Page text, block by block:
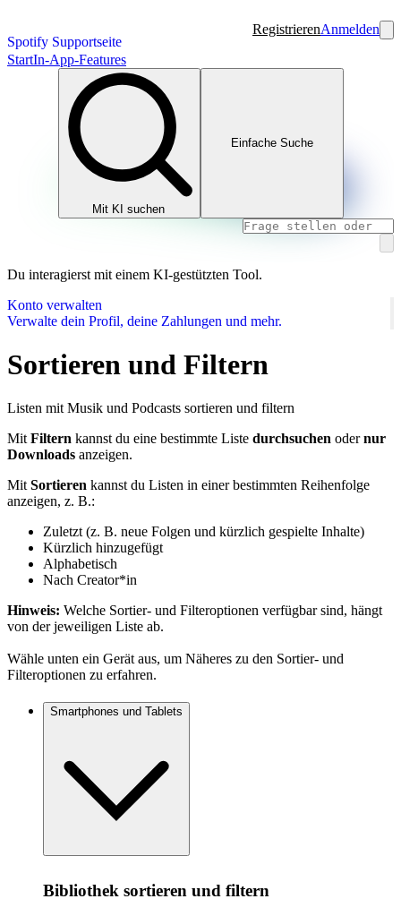
Spotify Supportseite
RegistrierenAnmelden
StartIn-App-Features
Mit KI suchen
Einfache Suche
Du interagierst mit einem KI-gestützten Tool.
Konto verwalten
Verwalte dein Profil, deine Zahlungen und mehr.
Sortieren und Filtern
Listen mit Musik und Podcasts sortieren und filtern
Mit Filtern kannst du eine bestimmte Liste durchsuchen odernur
Downloads anzeigen.
Mit Sortieren kannst du Listen in einer bestimmten Reihenfolge
anzeigen, z. B.:
Zuletzt (z. B. neue Folgen und kürzlich gespielte Inhalte)
Kürzlich hinzugefügt
Alphabetisch
Nach Creator*in
Hinweis: Welche Sortier- und Filteroptionen verfügbar sind, hängt
von der jeweiligen Liste ab.
Wähle unten ein Gerät aus, um Näheres zu den Sortier- und
Filteroptionen zu erfahren.
Smartphones und Tablets
Bibliothek sortieren und filtern